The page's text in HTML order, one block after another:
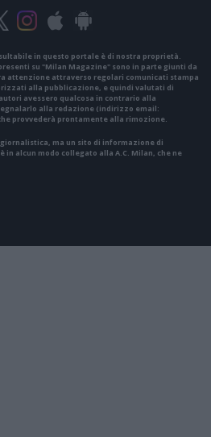
in questo portale è di nostra proprietà.
su "Milan Magazine" sono in parte giunti da
attenzione attraverso regolari comunicati stampa
alla pubblicazione, e quindi valutati di
avessero qualcosa in contrario alla
alla redazione (indirizzo email:
provvederà prontamente alla rimozione.
ma un sito di informazione di
in alcun modo collegato alla A.C. Milan, che ne